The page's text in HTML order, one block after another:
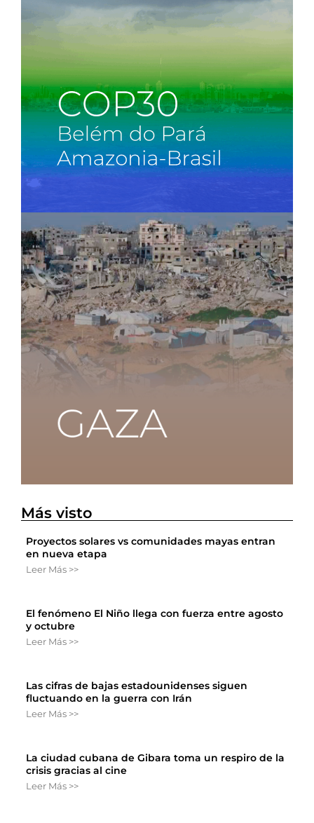
Más visto
Proyectos solares vs comunidades mayas entran
en nueva etapa
Leer Más >>
El fenómeno El Niño llega con fuerza entre agosto
y octubre
Leer Más >>
Las cifras de bajas estadounidenses siguen
fluctuando en la guerra con Irán
Leer Más >>
La ciudad cubana de Gibara toma un respiro de la
crisis gracias al cine
Leer Más >>